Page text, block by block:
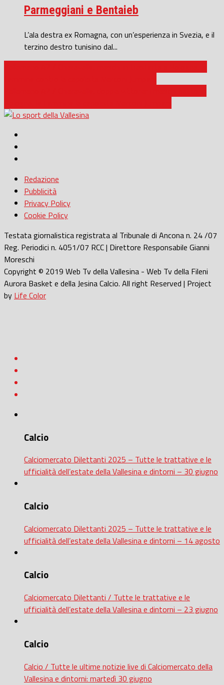
Parmeggiani e Bentaieb
L’ala destra ex Romagna, con un’esperienza in Svezia, e il
terzino destro tunisino dal...
Redazione
Pubblicità
Privacy Policy
Cookie Policy
Testata giornalistica registrata al Tribunale di Ancona n. 24 /07
Reg. Periodici n. 4051/07 RCC | Direttore Responsabile Gianni
Moreschi
Copyright © 2019 Web Tv della Vallesina - Web Tv della Fileni
Aurora Basket e della Jesina Calcio. All right Reserved | Project
by Life Color
Calcio
Calciomercato Dilettanti 2025 – Tutte le trattative e le
ufficialità dell’estate della Vallesina e dintorni – 30 giugno
Calcio
Calciomercato Dilettanti 2025 – Tutte le trattative e le
ufficialità dell’estate della Vallesina e dintorni – 14 agosto
Calcio
Calciomercato Dilettanti / Tutte le trattative e le
ufficialità dell’estate della Vallesina e dintorni – 23 giugno
Calcio
Calcio / Tutte le ultime notizie live di Calciomercato della
Vallesina e dintorni: martedì 30 giugno